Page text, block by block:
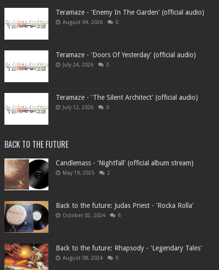
Teramaze - 'Enemy In The Garden' (official audio)
August 04, 2026 0
Teramaze - 'Doors Of Yesterday' (official audio)
July 24, 2026 0
Teramaze - 'The Silent Architect' (official audio)
July 12, 2026 0
BACK TO THE FUTURE
Candlemass - 'Nightfall' (official album stream)
May 19, 2025 2
Back to the future: Judas Priest - 'Rocka Rolla'
October 02, 2024 6
Back to the future: Rhapsody - 'Legendary Tales'
August 08, 2024 0